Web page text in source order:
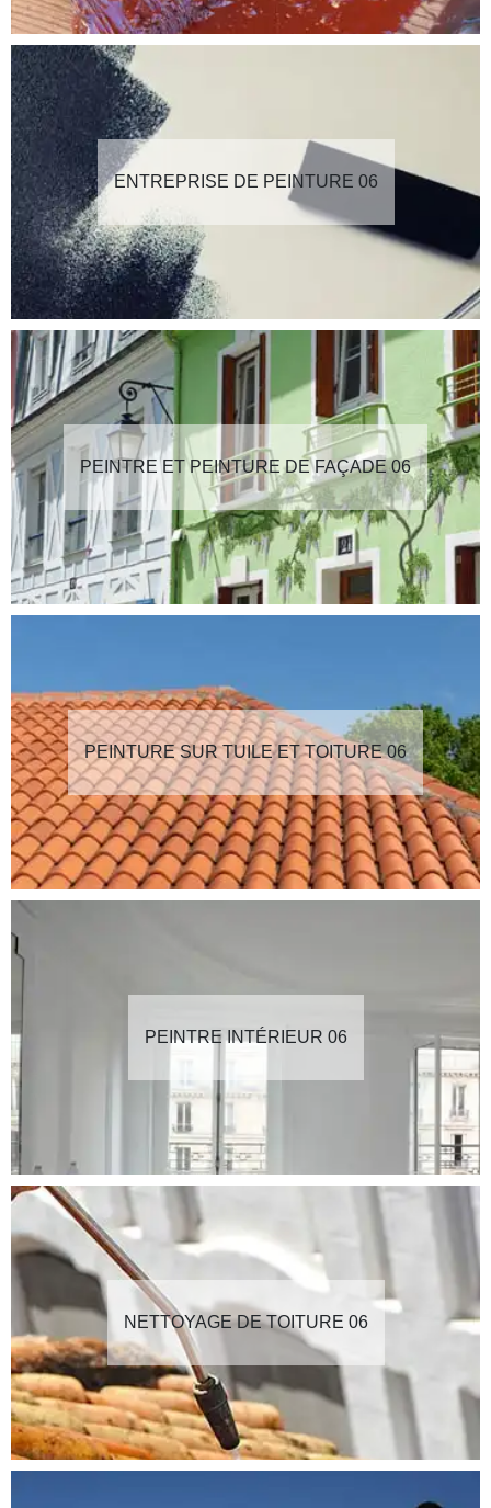
ENTREPRISE DE PEINTURE 06
PEINTRE ET PEINTURE DE FAÇADE 06
PEINTURE SUR TUILE ET TOITURE 06
PEINTRE INTÉRIEUR 06
NETTOYAGE DE TOITURE 06